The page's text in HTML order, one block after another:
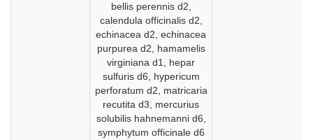
bellis perennis d2,
calendula officinalis d2,
echinacea d2, echinacea
purpurea d2, hamamelis
virginiana d1, hepar
sulfuris d6, hypericum
perforatum d2, matricaria
recutita d3, mercurius
solubilis hahnemanni d6,
symphytum officinale d6